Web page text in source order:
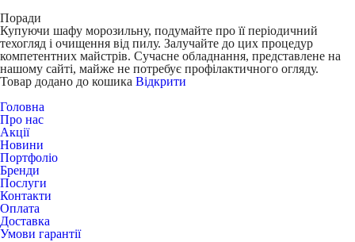
Поради
Купуючи шафу морозильну, подумайте про її періодичний
техогляд і очищення від пилу. Залучайте до цих процедур
компетентних майстрів. Сучасне обладнання, представлене на
нашому сайті, майже не потребує профілактичного огляду.
Товар додано до кошика Відкрити
Головна
Про нас
Акції
Новини
Портфоліо
Бренди
Послуги
Контакти
Оплата
Доставка
Умови гарантії